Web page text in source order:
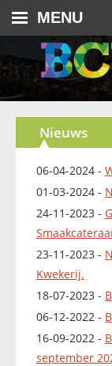
MENU
Nieuws
06-04-2024 -
01-03-2024 -
24-11-2023 -
23-11-2023 -
Kwekerij.
18-07-2023 -
06-12-2022 -
16-09-2022 -
september